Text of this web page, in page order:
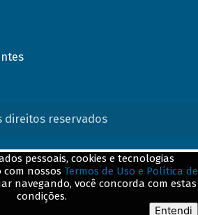
direitos reservados
pessoais, cookies e tecnologias
nossos Termos de Uso e Política de
navegando, você concorda com estas
condições.
Entendi